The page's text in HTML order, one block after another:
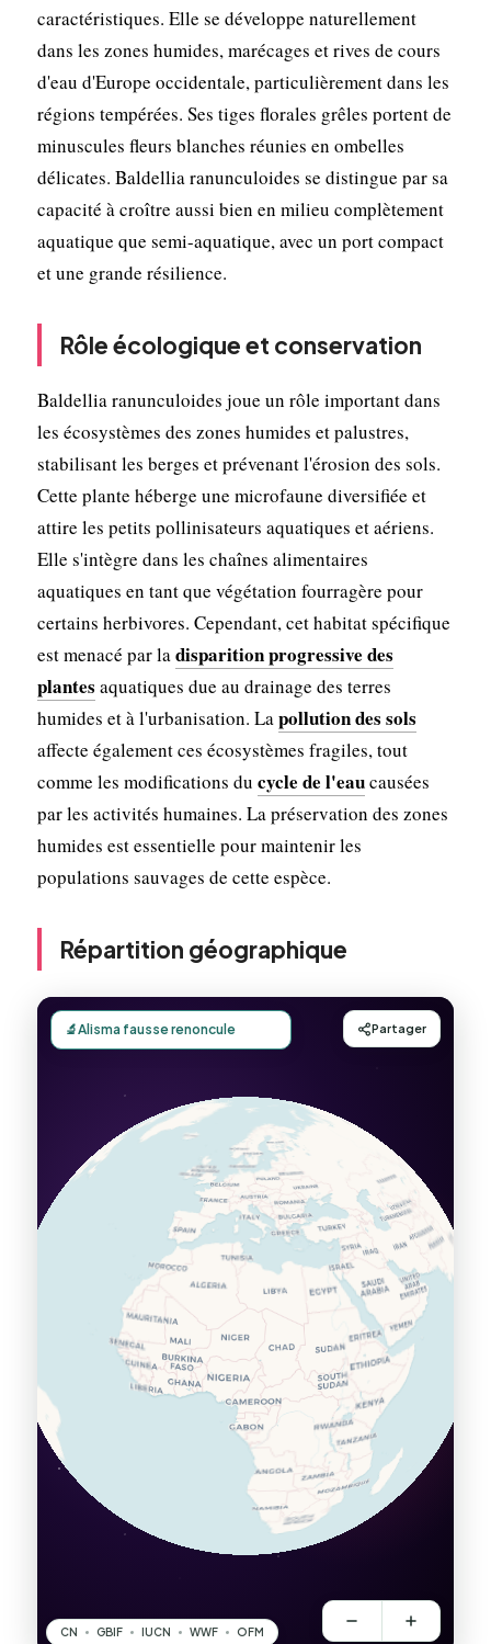
caractéristiques. Elle se développe naturellement
dans les zones humides, marécages et rives de cours
d'eau d'Europe occidentale, particulièrement dans les
régions tempérées. Ses tiges florales grêles portent de
minuscules fleurs blanches réunies en ombelles
délicates. Baldellia ranunculoides se distingue par sa
capacité à croître aussi bien en milieu complètement
aquatique que semi-aquatique, avec un port compact
et une grande résilience.
Rôle écologique et conservation
Baldellia ranunculoides joue un rôle important dans
les écosystèmes des zones humides et palustres,
stabilisant les berges et prévenant l'érosion des sols.
Cette plante héberge une microfaune diversifiée et
attire les petits pollinisateurs aquatiques et aériens.
Elle s'intègre dans les chaînes alimentaires
aquatiques en tant que végétation fourragère pour
certains herbivores. Cependant, cet habitat spécifique
est menacé par ladisparition progressive des
plantes aquatiques due au drainage des terres
humides et à l'urbanisation. Lapollution des sols
affecte également ces écosystèmes fragiles, tout
comme les modifications du cycle de l'eaucausées
par les activités humaines. La préservation des zones
humides est essentielle pour maintenir les
populations sauvages de cette espèce.
Répartition géographique